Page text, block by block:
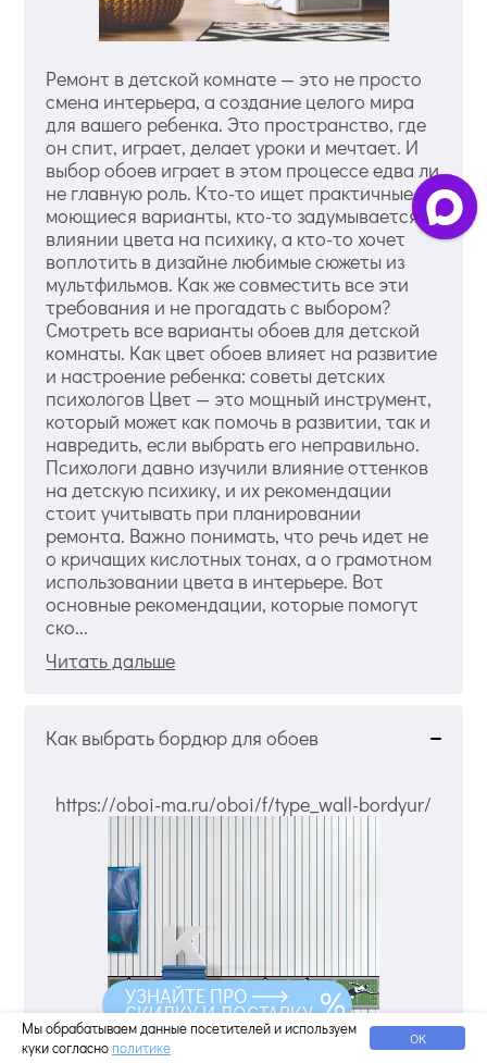
Ремонт в детской комнате — это не просто
смена интерьера, а создание целого мира
для вашего ребенка. Это пространство, где
он спит, играет, делает уроки и мечтает. И
выбор обоев играет в этом процессе едва ли
не главную роль. Кто-то ищет практичные
моющиеся варианты, кто-то задумывается о
влиянии цвета на психику, а кто-то хочет
воплотить в дизайне любимые сюжеты из
мультфильмов. Как же совместить все эти
требования и не прогадать с выбором?
Смотреть все варианты обоев для детской
комнаты. Как цвет обоев влияет на развитие
и настроение ребенка: советы детских
психологов Цвет — это мощный инструмент,
который может как помочь в развитии, так и
навредить, если выбрать его неправильно.
Психологи давно изучили влияние оттенков
на детскую психику, и их рекомендации
стоит учитывать при планировании
ремонта. Важно понимать, что речь идет не
о кричащих кислотных тонах, а о грамотном
использовании цвета в интерьере. Вот
основные рекомендации, которые помогут
ско...
Читать дальше
Как выбрать бордюр для обоев
https://oboi-ma.ru/oboi/f/type_wall-bordyur/
Мы обрабатываем данные посетителей и используем
куки согласно политике ОК
УЗНАЙТЕ ПРО
СКИДКУ И ДОСТАВКУ